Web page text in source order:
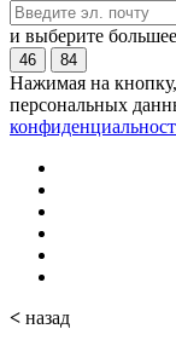
и выберите
46 84
Нажимая на
персональных
< назад